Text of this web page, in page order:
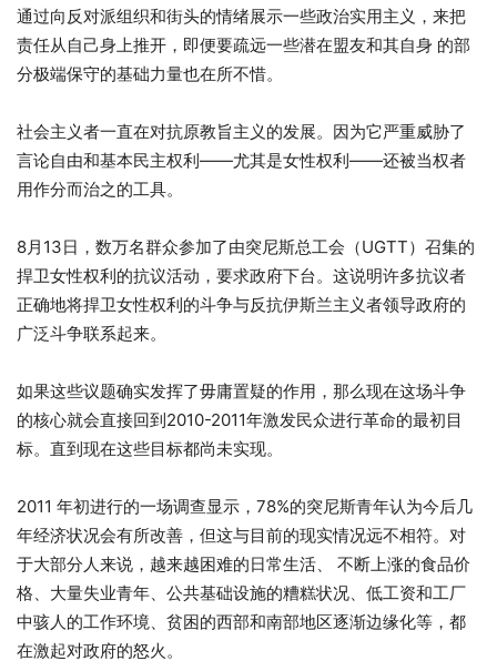
通过向反对派组织和街头的情绪展示一些政治实用主义，来把
责任从自己身上推开，即便要疏远一些潜在盟友和其自身 的部
分极端保守的基础力量也在所不惜。
社会主义者一直在对抗原教旨主义的发展。因为它严重威胁了
言论自由和基本民主权利——尤其是女性权利——还被当权者
用作分而治之的工具。
8月13日，数万名群众参加了由突尼斯总工会（UGTT）召集的
捍卫女性权利的抗议活动，要求政府下台。这说明许多抗议者
正确地将捍卫女性权利的斗争与反抗伊斯兰主义者领导政府的
广泛斗争联系起来。
如果这些议题确实发挥了毋庸置疑的作用，那么现在这场斗争
的核心就会直接回到2010-2011年激发民众进行革命的最初目
标。直到现在这些目标都尚未实现。
2011 年初进行的一场调查显示，78%的突尼斯青年认为今后几
年经济状况会有所改善，但这与目前的现实情况远不相符。对
于大部分人来说，越来越困难的日常生活、 不断上涨的食品价
格、大量失业青年、公共基础设施的糟糕状况、低工资和工厂
中骇人的工作环境、贫困的西部和南部地区逐渐边缘化等，都
在激起对政府的怒火。